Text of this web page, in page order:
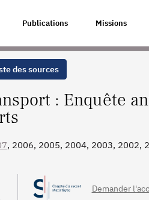
Publications Missions
LES TRANSPORTS
des sources
: Enquête
, 2006, 2005, 2004, 2003, 2002,
Demander